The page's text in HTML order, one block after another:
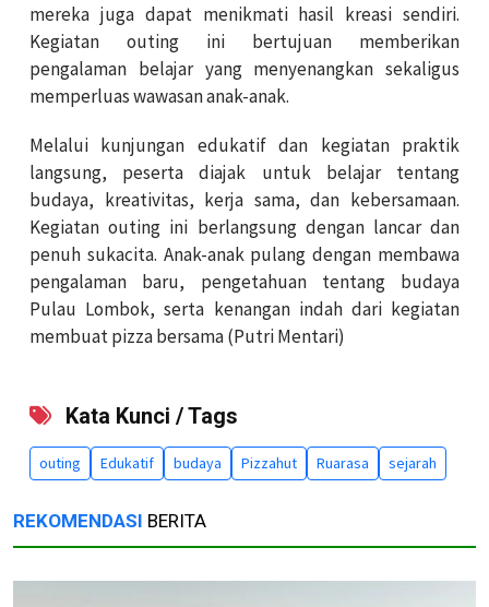
mereka juga dapat menikmati hasil kreasi sendiri.
Kegiatan outing ini bertujuan memberikan
pengalaman belajar yang menyenangkan sekaligus
memperluas wawasan anak-anak.
Melalui kunjungan edukatif dan kegiatan praktik
langsung, peserta diajak untuk belajar tentang
budaya, kreativitas, kerja sama, dan kebersamaan.
Kegiatan outing ini berlangsung dengan lancar dan
penuh sukacita. Anak-anak pulang dengan membawa
pengalaman baru, pengetahuan tentang budaya
Pulau Lombok, serta kenangan indah dari kegiatan
membuat pizza bersama (Putri Mentari)
Kata Kunci / Tags
outing Edukatif budaya Pizzahut Ruarasa sejarah
REKOMENDASI BERITA